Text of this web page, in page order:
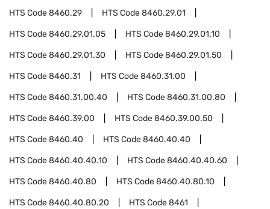
HTS Code8460.29 HTS Code8460.29.01
HTS Code8460.29.01.05 HTS Code8460.29.01.10
HTS Code8460.29.01.30 HTS Code8460.29.01.50
HTS Code8460.31 HTS Code8460.31.00
HTS Code8460.31.00.40 HTS Code8460.31.00.80
HTS Code8460.39.00 HTS Code8460.39.00.50
HTS Code8460.40 HTS Code8460.40.40
HTS Code8460.40.40.10 HTS Code8460.40.40.60
HTS Code8460.40.80 HTS Code8460.40.80.10
HTS Code8460.40.80.20 HTS Code8461